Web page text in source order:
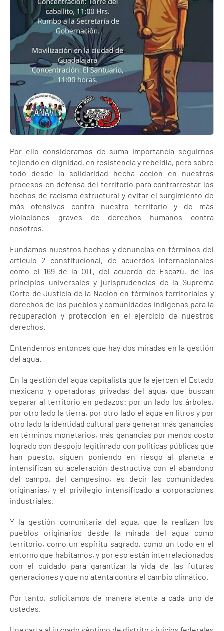
Por ello consideramos de suma importancia seguirnos
tejiendo en dignidad, en resistencia y rebeldía, pero sobre
todo desde la solidaridad hecha acción en nuestros
procesos en defensa del territorio para contrarrestar los
hechos de racismo estructural y evitar el surgimiento de
más ofensivas contra nuestro territorio y de más
violaciones graves de derechos humanos contra
nosotros.
Fundamos nuestros hechos y denuncias en términos del
artículo 2 constitucional, de acuerdos internacionales
como el 169 de la OIT, del acuerdo de Escazú, de los
principios universales y jurisprudencias de la Suprema
Corte de Justicia de la Nación en términos territoriales y
derechos de los pueblos y comunidades indígenas para la
recuperación y protección en el ejercicio de nuestros
derechos.
Entendemos entonces que hay dos miradas en la gestión
del agua.
En la gestión del agua capitalista que la ejercen el Estado
mexicano y operadoras privadas del agua, que buscan
separar al territorio en pedazos: por un lado los árboles,
por otro lado la tierra, por otro lado el agua en litros y por
otro lado la identidad cultural para generar más ganancias
en términos monetarios, más ganancias por menos costo
logrado con despojo legitimado con políticas públicas que
han puesto, siguen poniendo en riesgo al planeta e
intensifican su aceleración destructiva con el abandono
del campo, del campesino, es decir las comunidades
originarias, y el privilegio intensificado a corporaciones
industriales.
Y la gestión comunitaria del agua, que la realizan los
pueblos originarios desde la mirada del agua como
territorio, como un espíritu sagrado, como un todo en el
entorno que habitamos, y por eso están interrelacionados
con el cuidado para garantizar la vida de las futuras
generaciones y que no atenta contra el cambio climático.
Por tanto, solicitamos de manera atenta a cada uno de
ustedes.